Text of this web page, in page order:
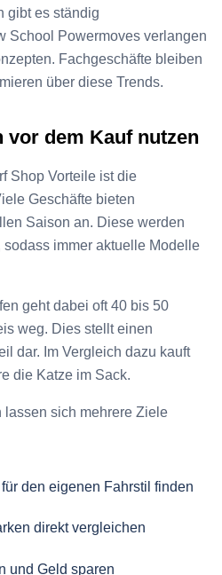
gibt es ständig
School Powermoves verlangen
Fachgeschäfte bleiben
über diese Trends.
vor dem Kauf nutzen
Shop Vorteile ist die
Geschäfte bieten
Saison an. Diese werden
immer aktuelle Modelle
geht dabei oft 40 bis 50
weg. Dies stellt einen
dar. Im Vergleich dazu kauft
die Katze im Sack.
lassen sich mehrere Ziele
den eigenen Fahrstil finden
direkt vergleichen
und Geld sparen